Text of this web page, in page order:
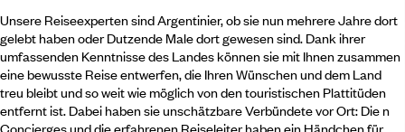
Unsere Reiseexperten sind Argentinier, ob sie nun mehrere Jahre dort
gelebt haben oder Dutzende Male dort gewesen sind. Dank ihrer
umfassenden Kenntnisse des Landes können sie mit Ihnen zusammen
eine bewusste Reise entwerfen, die Ihren Wünschen und dem Land
treu bleibt und so weit wie möglich von den touristischen Plattitüden
entfernt ist. Dabei haben sie unschätzbare Verbündete vor Ort: Die n